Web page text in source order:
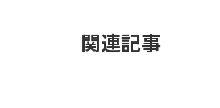
関連記事